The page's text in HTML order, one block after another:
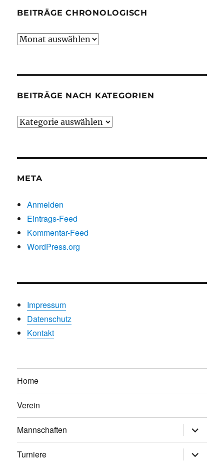
BEITRÄGE CHRONOLOGISCH
Beiträge
BEITRÄGE NACH KATEGORIEN
Beiträge
META
Anmelden
Eintrags-Feed
Kommentar-Feed
WordPress.org
Impressum
Datenschutz
Kontakt
Home
Verein
Mannschaften
anzeigen
Turniere
anzeigen